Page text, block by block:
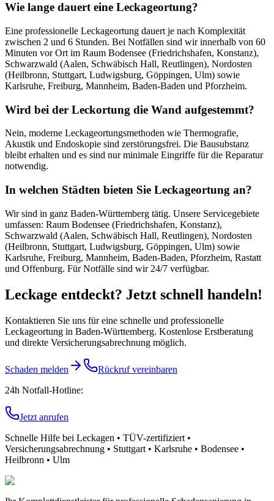
Wie lange dauert eine Leckageortung?
Eine professionelle Leckageortung dauert je nach Komplexität
zwischen 2 und 6 Stunden. Bei Notfällen sind wir innerhalb von 60
Minuten vor Ort im Raum Bodensee (Friedrichshafen, Konstanz),
Schwarzwald (Aalen, Schwäbisch Hall, Reutlingen), Nordosten
(Heilbronn, Stuttgart, Ludwigsburg, Göppingen, Ulm) sowie
Karlsruhe, Freiburg, Mannheim, Baden-Baden und Pforzheim.
Wird bei der Leckortung die Wand aufgestemmt?
Nein, moderne Leckageortungsmethoden wie Thermografie,
Akustik und Endoskopie sind zerstörungsfrei. Die Bausubstanz
bleibt erhalten und es sind nur minimale Eingriffe für die Reparatur
notwendig.
In welchen Städten bieten Sie Leckageortung an?
Wir sind in ganz Baden-Württemberg tätig. Unsere Servicegebiete
umfassen: Raum Bodensee (Friedrichshafen, Konstanz),
Schwarzwald (Aalen, Schwäbisch Hall, Reutlingen), Nordosten
(Heilbronn, Stuttgart, Ludwigsburg, Göppingen, Ulm) sowie
Karlsruhe, Freiburg, Mannheim, Baden-Baden, Pforzheim, Rastatt
und Offenburg. Für Notfälle sind wir 24/7 verfügbar.
Leckage entdeckt? Jetzt schnell handeln!
Kontaktieren Sie uns für eine schnelle und professionelle
Leckageortung in Baden-Württemberg. Kostenlose Erstberatung
und direkte Versicherungsabrechnung möglich.
Schaden melden
Rückruf vereinbaren
24h Notfall-Hotline:
Jetzt anrufen
Schnelle Hilfe bei Leckagen • TÜV-zertifiziert •
Versicherungsabrechnung • Stuttgart • Karlsruhe • Bodensee •
Heilbronn • Ulm